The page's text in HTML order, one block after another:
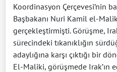
Koordinasyon Çerçevesi’nin
Başbakanı Nuri Kamil el-
gerçekleştirmişti. Görüşme,
sürecindeki tıkanıklığın
adaylığına karşı çıktığı bir
El-Maliki, görüşmede Irak’ın